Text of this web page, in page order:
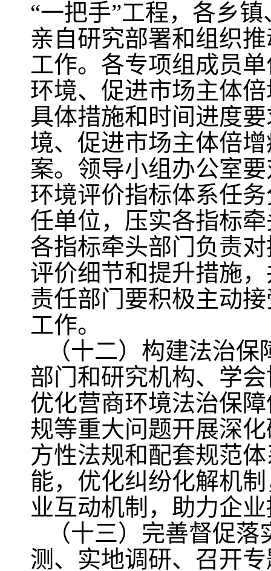
“一把手”工程，各乡
亲自研究部署和组织
工作。各专项组成员
环境、促进市场主体
具体措施和时间进度
境、促进市场主体倍
案。领导小组办公室
环境评价指标体系任
任单位，压实各指标
各指标牵头部门负责
评价细节和提升措施
责任部门要积极主动
工作。
（十二）构建法治
部门和研究机构、学
优化营商环境法治保
规等重大问题开展深
方性法规和配套规范
能，优化纠纷化解机
业互动机制，助力企
（十三）完善督促
测、实地调研、召开